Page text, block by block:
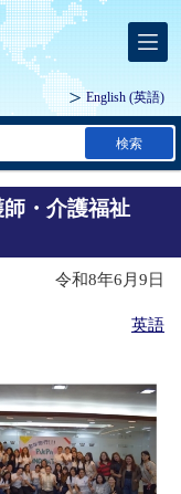
English (英語)
検索
・介護福祉
令和8年6月9日
英語